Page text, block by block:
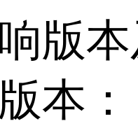
版本
本：